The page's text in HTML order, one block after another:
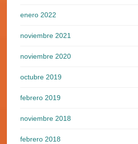
enero 2022
noviembre 2021
noviembre 2020
octubre 2019
febrero 2019
noviembre 2018
febrero 2018